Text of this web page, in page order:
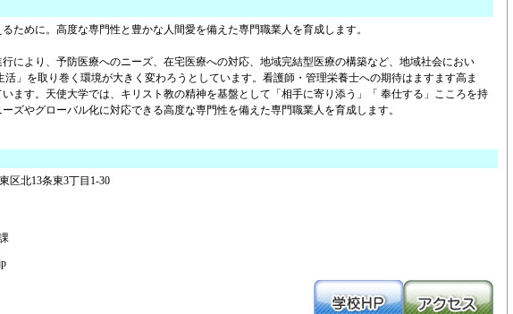
ために。高度な専門性と豊かな人間愛を備えた専門職業人を育成します。
により、予防医療へのニーズ、在宅医療への対応、地域完結型医療の構築など、地域社会におい
活」を取り巻く環境が大きく変わろうとしています。看護師・管理栄養士への期待はますます高ま
ます。天使大学では、キリスト教の精神を基盤として「相手に寄り添う」「 奉仕する」こころを持
ズやグローバル化に対応できる高度な専門性を備えた専門職業人を育成します。
区北13条東3丁目1-30